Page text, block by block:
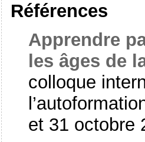
Références
Apprendre
les âges de
colloque
et 31 octobre